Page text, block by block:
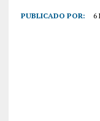
PUBLICADO POR: 6